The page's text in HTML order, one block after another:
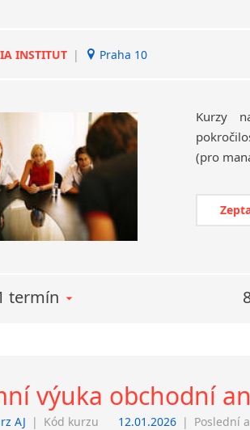
INSTITUT | Praha 10
Kurzy
termín
výuka obchodní
AJ | Kód kurzu 12.01.2026 | Poslední